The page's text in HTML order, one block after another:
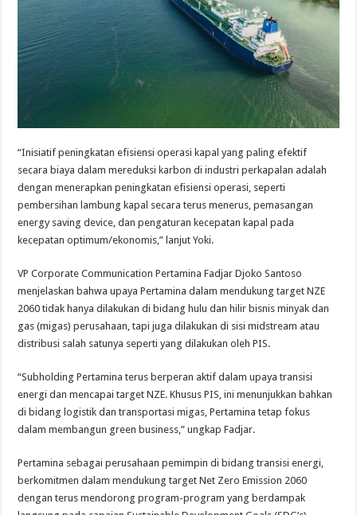
“Inisiatif peningkatan efisiensi operasi kapal yang paling efektif
secara biaya dalam mereduksi karbon di industri perkapalan adalah
dengan menerapkan peningkatan efisiensi operasi, seperti
pembersihan lambung kapal secara terus menerus, pemasangan
energy saving device, dan pengaturan kecepatan kapal pada
kecepatan optimum/ekonomis,” lanjut Yoki.
VP Corporate Communication Pertamina Fadjar Djoko Santoso
menjelaskan bahwa upaya Pertamina dalam mendukung target NZE
2060 tidak hanya dilakukan di bidang hulu dan hilir bisnis minyak dan
gas (migas) perusahaan, tapi juga dilakukan di sisi midstream atau
distribusi salah satunya seperti yang dilakukan oleh PIS.
“Subholding Pertamina terus berperan aktif dalam upaya transisi
energi dan mencapai target NZE. Khusus PIS, ini menunjukkan bahkan
di bidang logistik dan transportasi migas, Pertamina tetap fokus
dalam membangun green business,” ungkap Fadjar.
Pertamina sebagai perusahaan pemimpin di bidang transisi energi,
berkomitmen dalam mendukung target Net Zero Emission 2060
dengan terus mendorong program-program yang berdampak